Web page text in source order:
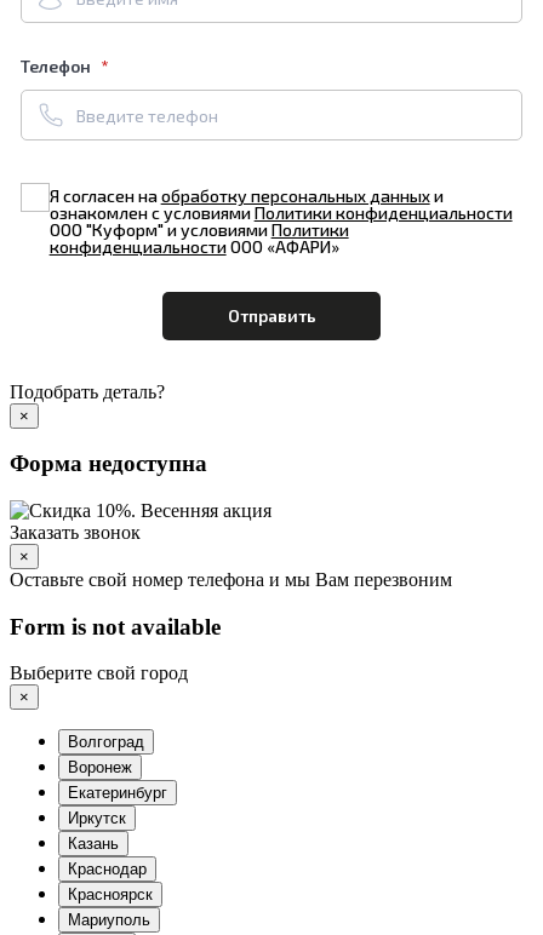
Телефон
Я согласен наобработку персональных данныхи
ознакомлен с условиямиПолитики конфиденциальности
ООО "Куформ" и условиямиПолитики
конфиденциальностиООО «АФАРИ»
Подобрать деталь?
×
Форма недоступна
Заказать звонок
×
Оставьте свой номер телефона и мы Вам перезвоним
Form is not available
Выберите свой город
×
Волгоград
Воронеж
Екатеринбург
Иркутск
Казань
Краснодар
Красноярск
Мариуполь